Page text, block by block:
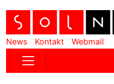
News Kontakt Webmail